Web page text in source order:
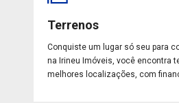
Terrenos
Conquiste um lugar só seu para
na Irineu Imóveis, você encontra
melhores localizações, com